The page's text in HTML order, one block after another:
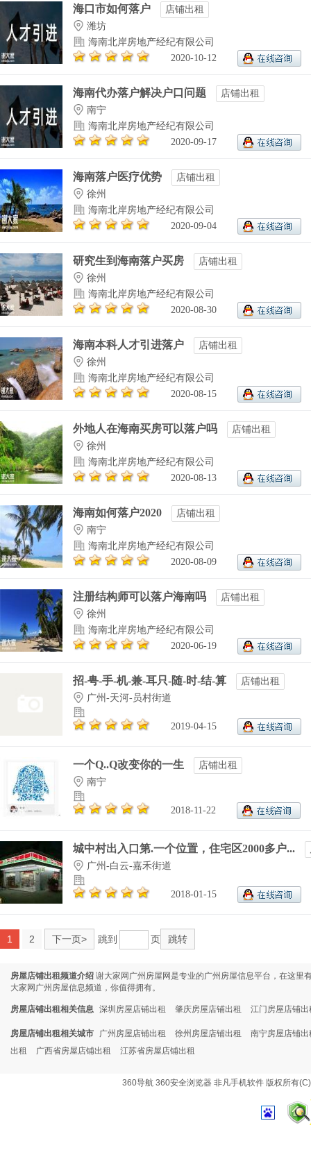
海口市如何落户
店铺出租
潍坊
海南北岸房地产经纪有限公司
2020-10-12
海南代办落户解决户口问题
店铺出租
南宁
海南北岸房地产经纪有限公司
2020-09-17
海南落户医疗优势
店铺出租
徐州
海南北岸房地产经纪有限公司
2020-09-04
研究生到海南落户买房
店铺出租
徐州
海南北岸房地产经纪有限公司
2020-08-30
海南本科人才引进落户
店铺出租
徐州
海南北岸房地产经纪有限公司
2020-08-15
外地人在海南买房可以落户吗
店铺出租
徐州
海南北岸房地产经纪有限公司
2020-08-13
海南如何落户2020
店铺出租
南宁
海南北岸房地产经纪有限公司
2020-08-09
注册结构师可以落户海南吗
店铺出租
徐州
海南北岸房地产经纪有限公司
2020-06-19
招-甹-手-机-兼-耳只-随-时-结-算
店铺出租
广州-天河-员村街道
2019-04-15
一个Q..Q改变你的一生
店铺出租
南宁
2018-11-22
城中村出入口第.一个位置，住宅区2000多户...
广州-白云-嘉禾街道
2018-01-15
1 2 下一页> 跳到 页 跳转
房屋店铺出租频道介绍 谢大家网广州房屋网是专业的广州房屋信息平台，在这里
大家网广州房屋信息频道，你值得拥有。
房屋店铺出租相关信息 深圳房屋店铺出租 肇庆房屋店铺出租 江门房屋店铺出
房屋店铺出租相关城市 广州房屋店铺出租 徐州房屋店铺出租
南宁房屋店铺出
出租
广西省房屋店铺出租 江苏省房屋店铺出租
360导航 360安全浏览器 非凡手机软件 版权所有